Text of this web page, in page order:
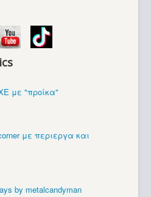
με "προίκα"
με περιεργα και
by metalcandyman